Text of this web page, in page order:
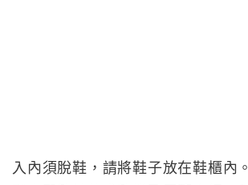
入內須脫鞋，請將鞋子放在鞋櫃內